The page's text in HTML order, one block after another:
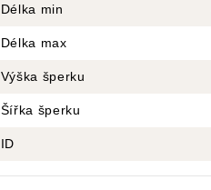
Délka min
Délka max
Výška šperku
Šířka šperku
ID